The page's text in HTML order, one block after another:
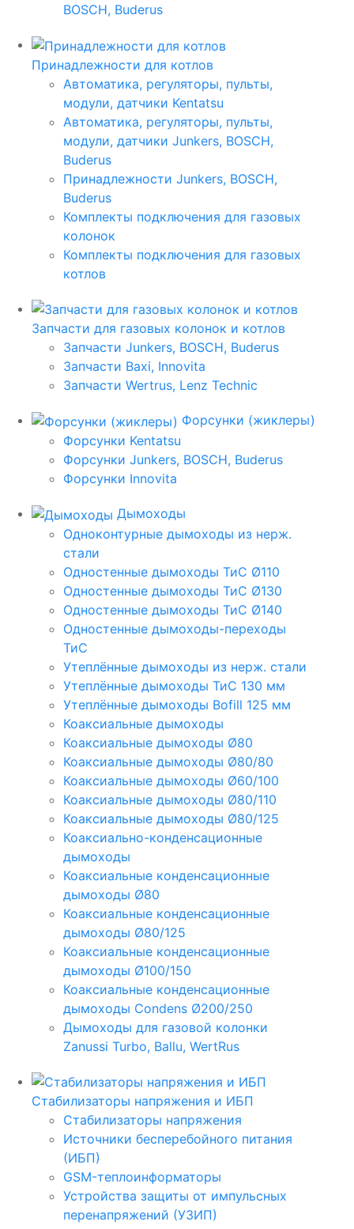
BOSCH, Buderus
Принадлежности для котлов
Автоматика, регуляторы, пульты,
модули, датчики Kentatsu
Автоматика, регуляторы, пульты,
модули, датчики Junkers, BOSCH,
Buderus
Принадлежности Junkers, BOSCH,
Buderus
Комплекты подключения для газовых
колонок
Комплекты подключения для газовых
котлов
Запчасти для газовых колонок и котлов
Запчасти Junkers, BOSCH, Buderus
Запчасти Baxi, Innovita
Запчасти Wertrus, Lenz Technic
Форсунки (жиклеры)
Форсунки Kentatsu
Форсунки Junkers, BOSCH, Buderus
Форсунки Innovita
Дымоходы
Одноконтурные дымоходы из нерж.
стали
Одностенные дымоходы ТиС Ø110
Одностенные дымоходы ТиС Ø130
Одностенные дымоходы ТиС Ø140
Одностенные дымоходы-переходы
ТиС
Утеплённые дымоходы из нерж. стали
Утеплённые дымоходы ТиС 130 мм
Утеплённые дымоходы Bofill 125 мм
Коаксиальные дымоходы
Коаксиальные дымоходы Ø80
Коаксиальные дымоходы Ø80/80
Коаксиальные дымоходы Ø60/100
Коаксиальные дымоходы Ø80/110
Коаксиальные дымоходы Ø80/125
Коаксиально-конденсационные
дымоходы
Коаксиальные конденсационные
дымоходы Ø80
Коаксиальные конденсационные
дымоходы Ø80/125
Коаксиальные конденсационные
дымоходы Ø100/150
Коаксиальные конденсационные
дымоходы Condens Ø200/250
Дымоходы для газовой колонки
Zanussi Turbo, Ballu, WertRus
Стабилизаторы напряжения и ИБП
Стабилизаторы напряжения
Источники бесперебойного питания
(ИБП)
GSM-теплоинформаторы
Устройства защиты от импульсных
перенапряжений (УЗИП)